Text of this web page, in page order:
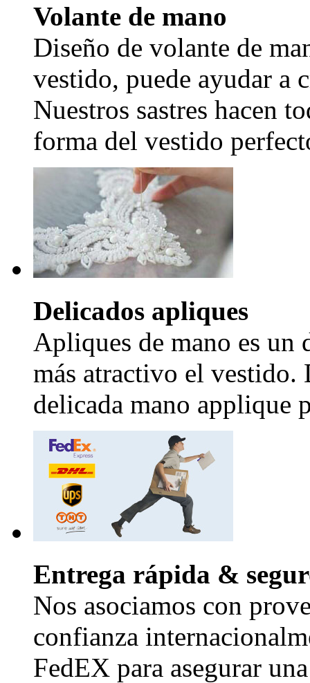
Volante de mano
Diseño de volante de
vestido, puede ayudar a
Nuestros sastres hacen
forma del vestido
Delicados apliques
Apliques de mano es un
más atractivo el
delicada mano applique
Entrega rápida &
Nos asociamos con
confianza
FedEX para asegurar